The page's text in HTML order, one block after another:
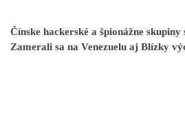
Čínske hackerské a špionážne
Zamerali sa na Venezuelu aj Blízky